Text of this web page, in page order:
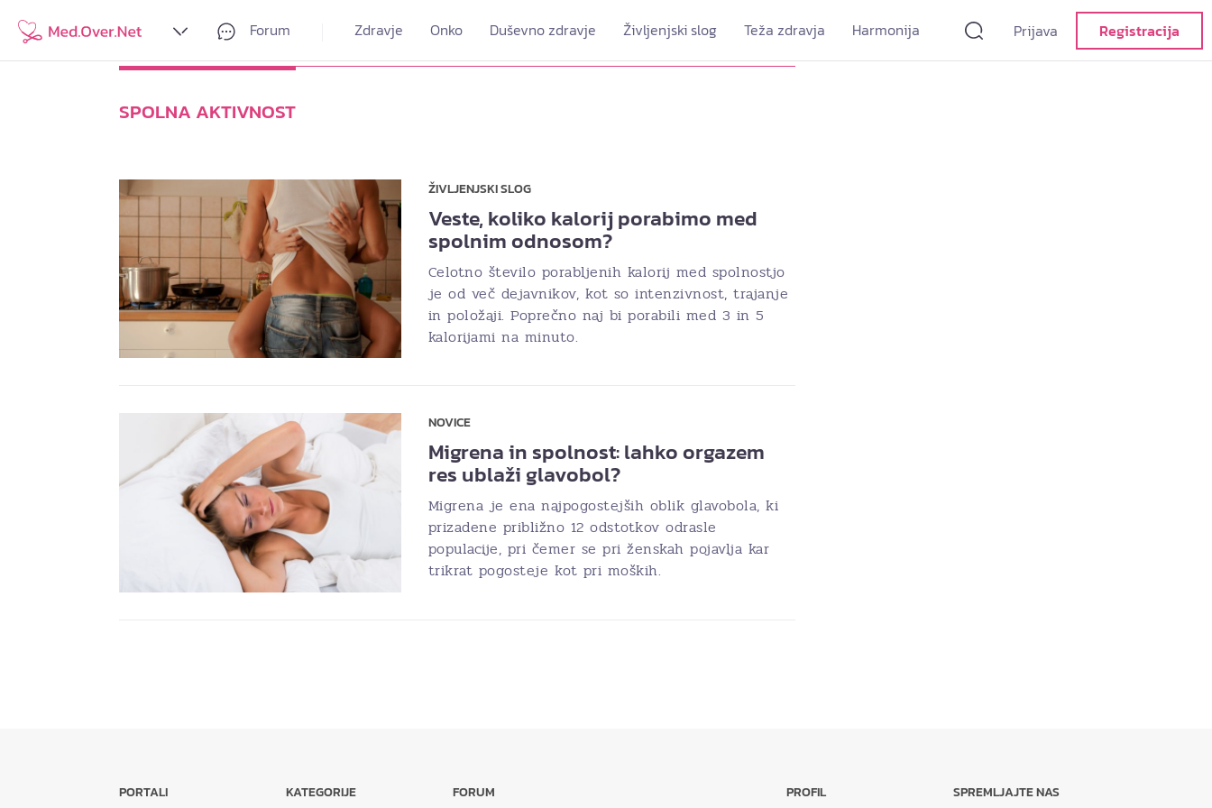
Forum Zdravje Onko Duševno zdravje Življenjski slog Teža zdravja Harmonija Prijava Registracija
SPOLNA AKTIVNOST
ŽIVLJENJSKI SLOG
Veste, koliko kalorij porabimo med
spolnim odnosom?
Celotno število porabljenih kalorij med spolnostjo
je od več dejavnikov, kot so intenzivnost, trajanje
in položaji. Poprečno naj bi porabili med 3 in 5
kalorijami na minuto.
NOVICE
Migrena in spolnost: lahko orgazem
res ublaži glavobol?
Migrena je ena najpogostejših oblik glavobola, ki
prizadene približno 12 odstotkov odrasle
populacije, pri čemer se pri ženskah pojavlja kar
trikrat pogosteje kot pri moških.
PORTALI KATEGORIJE FORUM PROFIL SPREMLJAJTE NAS